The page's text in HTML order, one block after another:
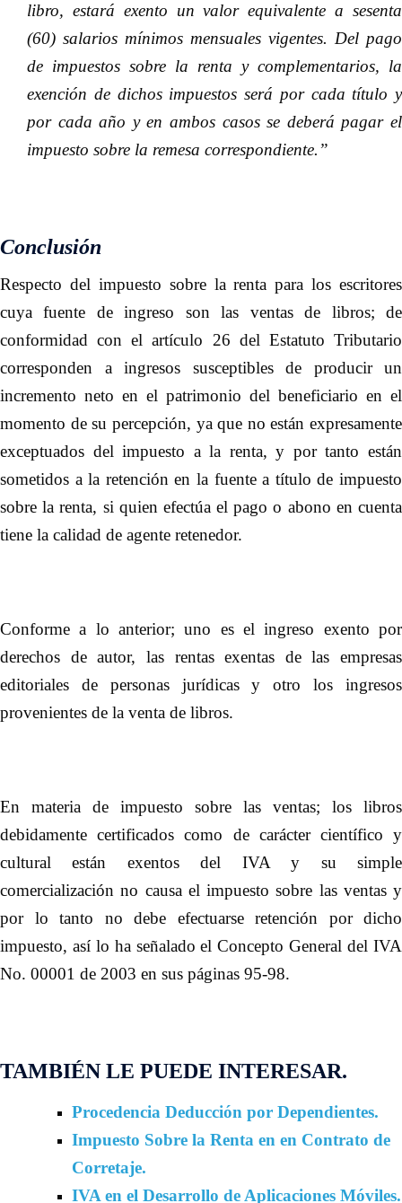
libro, estará exento un valor equivalente a sesenta
(60) salarios mínimos mensuales vigentes. Del pago
de impuestos sobre la renta y complementarios, la
exención de dichos impuestos será por cada título y
por cada año y en ambos casos se deberá pagar el
impuesto sobre la remesa correspondiente.”
Conclusión
Respecto del impuesto sobre la renta para los escritores
cuya fuente de ingreso son las ventas de libros; de
conformidad con el artículo 26 del Estatuto Tributario
corresponden a ingresos susceptibles de producir un
incremento neto en el patrimonio del beneficiario en el
momento de su percepción, ya que no están expresamente
exceptuados del impuesto a la renta, y por tanto están
sometidos a la retención en la fuente a título de impuesto
sobre la renta, si quien efectúa el pago o abono en cuenta
tiene la calidad de agente retenedor.
Conforme a lo anterior; uno es el ingreso exento por
derechos de autor, las rentas exentas de las empresas
editoriales de personas jurídicas y otro los ingresos
provenientes de la venta de libros.
En materia de impuesto sobre las ventas; los libros
debidamente certificados como de carácter científico y
cultural están exentos del IVA y su simple
comercialización no causa el impuesto sobre las ventas y
por lo tanto no debe efectuarse retención por dicho
impuesto, así lo ha señalado el Concepto General del IVA
No. 00001 de 2003 en sus páginas 95-98.
TAMBIÉN LE PUEDE INTERESAR.
Procedencia Deducción por Dependientes.
Impuesto Sobre la Renta en en Contrato de
Corretaje.
IVA en el Desarrollo de Aplicaciones Móviles.